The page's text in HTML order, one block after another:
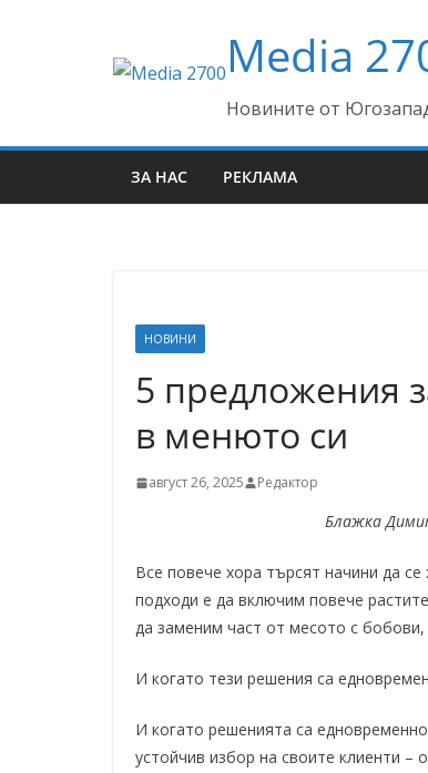
Media
Новините от
ЗА НАС РЕКЛАМА
НОВИНИ
5 предложения
в менюто си
август 26, 2025 Редактор
Блажка
Все повече хора търсят начини да
подходи е да включим повече
да заменим част от месото с
И когато тези решения са
И когато решенията са
устойчив избор на своите клиенти –